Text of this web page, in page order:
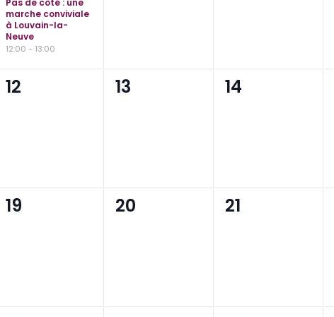
Pas de côté : une
marche conviviale
à Louvain-la-
Neuve
12:00 - 13:00
0
12
0
13
0
14
0
19
0
20
0
21